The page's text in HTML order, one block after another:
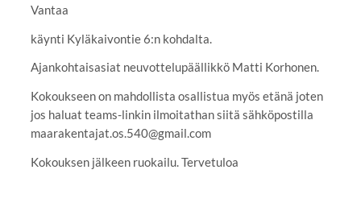
Vantaa
käynti Kyläkaivontie 6:n kohdalta.
Ajankohtaisasiat neuvottelupäällikkö Matti Korhonen.
Kokoukseen on mahdollista osallistua myös etänä joten
jos haluat teams-linkin ilmoitathan siitä sähköpostilla
maarakentajat.os.540@gmail.com
Kokouksen jälkeen ruokailu. Tervetuloa